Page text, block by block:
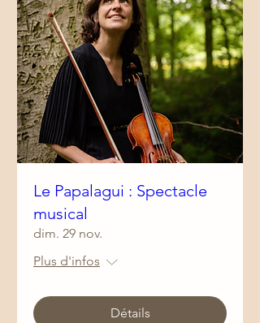
Le Papalagui : Spectacle
musical
dim. 29 nov.
Plus d'infos
Détails